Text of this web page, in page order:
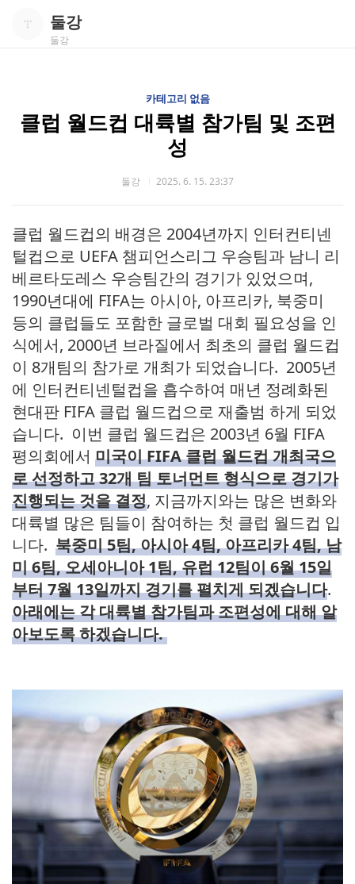
둘강
둘강
카테고리 없음
클럽 월드컵 대륙별 참가팀 및 조편
성
둘강 2025. 6. 15. 23:37
클럽 월드컵의 배경은 2004년까지 인터컨티넨
털컵으로 UEFA 챔피언스리그 우승팀과 남니 리
베르타도레스 우승팀간의 경기가 있었으며,
1990년대에 FIFA는 아시아, 아프리카, 북중미
등의 클럽들도 포함한 글로벌 대회 필요성을 인
식에서, 2000년 브라질에서 최초의 클럽 월드컵
이 8개팀의 참가로 개최가 되었습니다. 2005년
에 인터컨티넨털컵을 흡수하여 매년 정례화된
현대판 FIFA 클럽 월드컵으로 재출범 하게 되었
습니다. 이번 클럽 월드컵은 2003년 6월 FIFA
평의회에서 미국이 FIFA 클럽 월드컵 개최국으
로 선정하고 32개 팀 토너먼트 형식으로 경기가
진행되는 것을 결정, 지금까지와는 많은 변화와
대륙별 많은 팀들이 참여하는 첫 클럽 월드컵 입
니다. 북중미 5팀, 아시아 4팀, 아프리카 4팀, 남
미 6팀, 오세아니아 1팀, 유럽 12팀이 6월 15일
부터 7월 13일까지 경기를 펼치게 되겠습니다.
아래에는 각 대륙별 참가팀과 조편성에 대해 알
아보도록 하겠습니다.